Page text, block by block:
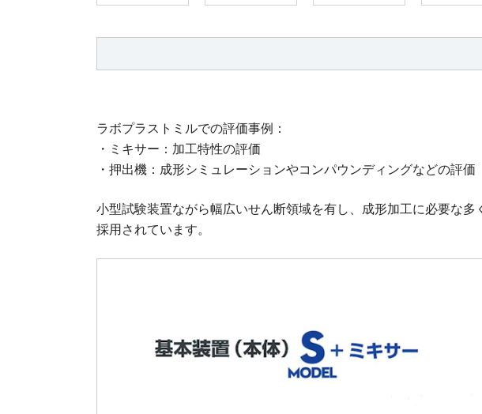
ラボプラストミルでの評価事例：
・ミキサー：加工特性の評価
・押出機：成形シミュレーションやコンパウンディングなどの評価
小型試験装置ながら幅広いせん断領域を有し、成形加工に必要な
採用されています。